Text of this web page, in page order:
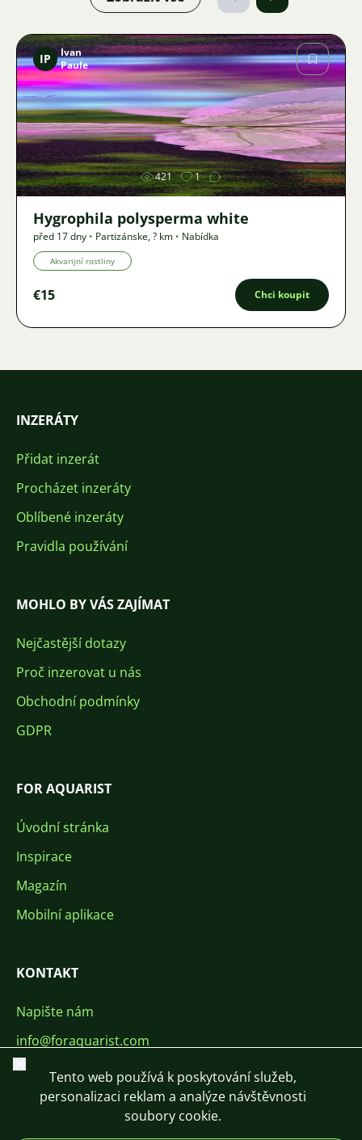
Obrázek
IP
Ivan
Paule
421 1
Hygrophila polysperma white
před 17 dny • Partizánske,? km • Nabídka
Akvarijní rostliny
€15 Chci koupit
INZERÁTY
Přidat inzerát
Procházet inzeráty
Oblíbené inzeráty
Pravidla používání
MOHLO BY VÁS ZAJÍMAT
Nejčastější dotazy
Proč inzerovat u nás
Obchodní podmínky
GDPR
FOR AQUARIST
Úvodní stránka
Inspirace
Magazín
Mobilní aplikace
KONTAKT
Napište nám
info@foraquarist.com
+420 603 449 602
Zavřít
Tento web používá k poskytování služeb,
personalizaci reklam a analýze návštěvnosti
soubory cookie.